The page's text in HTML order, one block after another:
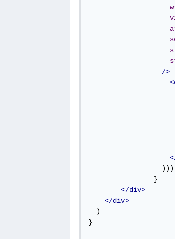
/>
                  )))
                }
</div>
</div>
  )
}